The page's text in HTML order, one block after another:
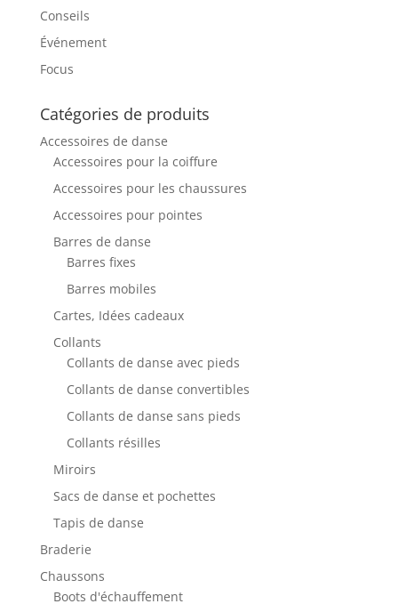
Conseils
Événement
Focus
Catégories de produits
Accessoires de danse
Accessoires pour la coiffure
Accessoires pour les chaussures
Accessoires pour pointes
Barres de danse
Barres fixes
Barres mobiles
Cartes, Idées cadeaux
Collants
Collants de danse avec pieds
Collants de danse convertibles
Collants de danse sans pieds
Collants résilles
Miroirs
Sacs de danse et pochettes
Tapis de danse
Braderie
Chaussons
Boots d'échauffement